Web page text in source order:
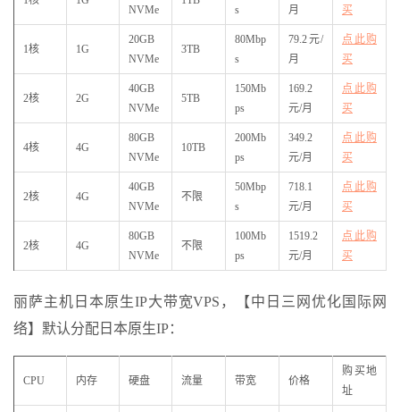
NVMe
s
月
买
1核 1G
20GB
NVMe
3TB
80Mbp
s
79.2元/
月
点此购
买
2核 2G
40GB
NVMe
5TB
150Mb
ps
169.2
元/月
点此购
买
4核 4G
80GB
NVMe
10TB
200Mb
ps
349.2
元/月
点此购
买
2核 4G
40GB
NVMe
不限
50Mbp
s
718.1
元/月
点此购
买
2核 4G
80GB
NVMe
不限
100Mb
ps
1519.2
元/月
点此购
买
丽萨主机日本原生IP大带宽VPS，【中日三网优化国际网
络】默认分配日本原生IP：
CPU 内存 硬盘 流量 带宽 价格
购买地
址